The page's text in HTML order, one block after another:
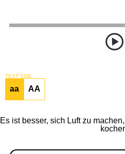
TEXT SIZE
aa AA
Es ist besser, sich Luft zu